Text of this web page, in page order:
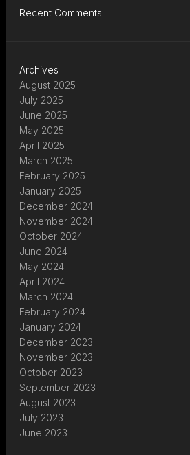
Recent Comments
Archives
August 2025
July 2025
June 2025
May 2025
April 2025
March 2025
February 2025
January 2025
December 2024
November 2024
October 2024
June 2024
May 2024
April 2024
March 2024
February 2024
January 2024
December 2023
November 2023
October 2023
September 2023
August 2023
July 2023
June 2023